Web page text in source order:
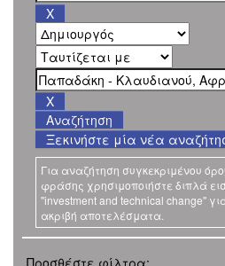
Ξεκινήστε μία νέα
Για αναζήτηση συγκεκριμένου
φράσης χρησιμοποιήστε διπλά
"investment and technical change"
ακριβή αποτελέσματα.
Προσθέστε φίλτρα: